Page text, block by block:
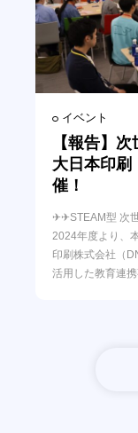
イベント
【報告】
大日本印刷
催！
✈✈STEAM型 次
2024年度より、
印刷株式会社（
活用した教育連